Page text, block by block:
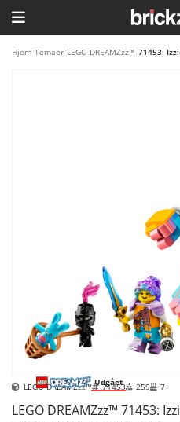
HJEM
Hjem Temaer LEGO DREAMZzz™ 71453:
Udgået
LEGO DREAMZzz™ 71453 259 7+
LEGO DREAMZzz™ 71453: